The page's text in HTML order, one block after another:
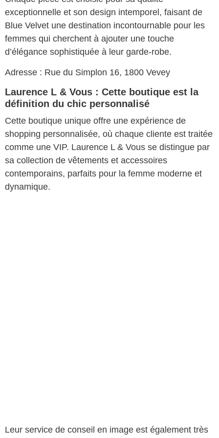
exceptionnelle et son design intemporel, faisant de
Blue Velvet une destination incontournable pour les
femmes qui cherchent à ajouter une touche
d’élégance sophistiquée à leur garde-robe.
Adresse : Rue du Simplon 16, 1800 Vevey
Laurence L & Vous : Cette boutique est la
définition du chic personnalisé
Cette boutique unique offre une expérience de
shopping personnalisée, où chaque cliente est traitée
comme une VIP. Laurence L & Vous se distingue par
sa collection de vêtements et accessoires
contemporains, parfaits pour la femme moderne et
dynamique.
Leur service de conseil en image est également très